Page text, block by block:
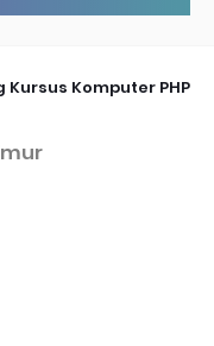
Kursus Komputer PHP